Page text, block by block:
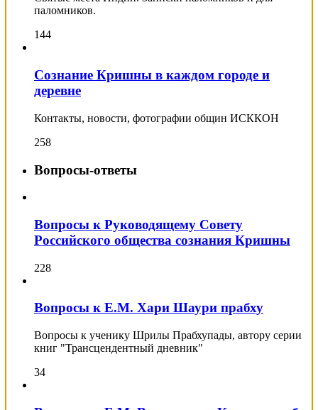
паломников.
144
Сознание Кришны в каждом городе и
деревне
Контакты, новости, фотографии общин ИСККОН
258
Вопросы-ответы
Вопросы к Руководящему Совету
Российского общества сознания Кришны
228
Вопросы к Е.М. Хари Шаури прабху
Вопросы к ученику Шрилы Прабхупады, автору серии
книг "Трансцендентный дневник"
34